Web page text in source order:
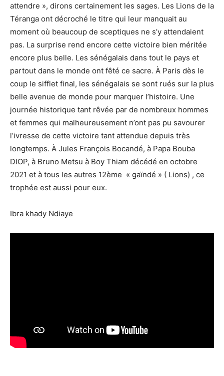
attendre », dirons certainement les sages. Les Lions de la
Téranga ont décroché le titre qui leur manquait au
moment où beaucoup de sceptiques ne s’y attendaient
pas. La surprise rend encore cette victoire bien méritée
encore plus belle. Les sénégalais dans tout le pays et
partout dans le monde ont fêté ce sacre. À Paris dès le
coup le sifflet final, les sénégalais se sont rués sur la plus
belle avenue de monde pour marquer l’histoire. Une
journée historique tant rêvée par de nombreux hommes
et femmes qui malheureusement n’ont pas pu savourer
l’ivresse de cette victoire tant attendue depuis très
longtemps. À Jules François Bocandé, à Papa Bouba
DIOP, à Bruno Metsu à Boy Thiam décédé en octobre
2021 et à tous les autres 12ème « gaïndé » ( Lions) , ce
trophée est aussi pour eux.
Ibra khady Ndiaye